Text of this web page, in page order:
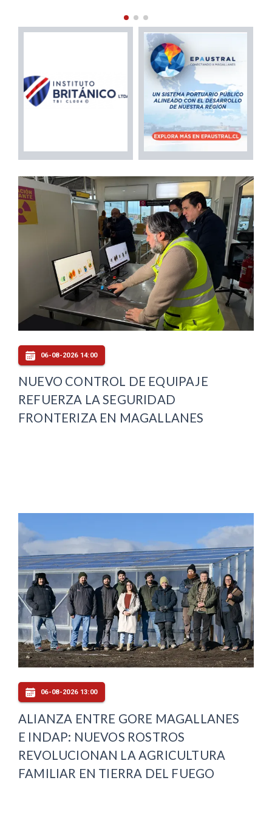
06-08-2026 14:00
NUEVO CONTROL DE EQUIPAJE
REFUERZA LA SEGURIDAD
FRONTERIZA EN MAGALLANES
06-08-2026 13:00
ALIANZA ENTRE GORE MAGALLANES
E INDAP: NUEVOS ROSTROS
REVOLUCIONAN LA AGRICULTURA
FAMILIAR EN TIERRA DEL FUEGO